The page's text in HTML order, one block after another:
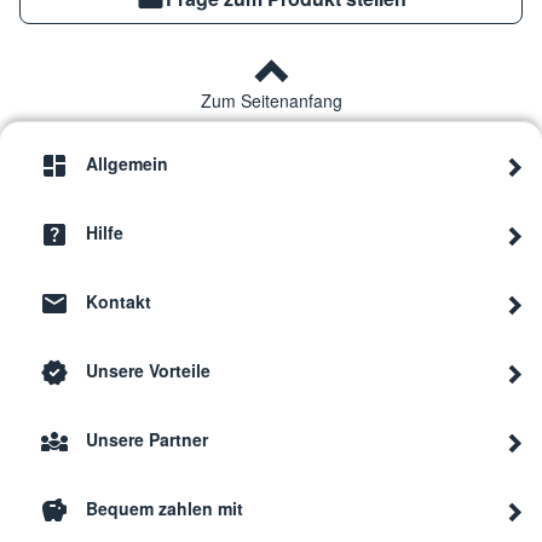
Zum Seitenanfang
Allgemein
Hilfe
Kontakt
Unsere Vorteile
Unsere Partner
Bequem zahlen mit